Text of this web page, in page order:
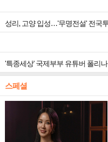
성리, 고양 입성…'무명전설' 전국
'특종세상' 국제부부 유튜버 폴리
스페셜